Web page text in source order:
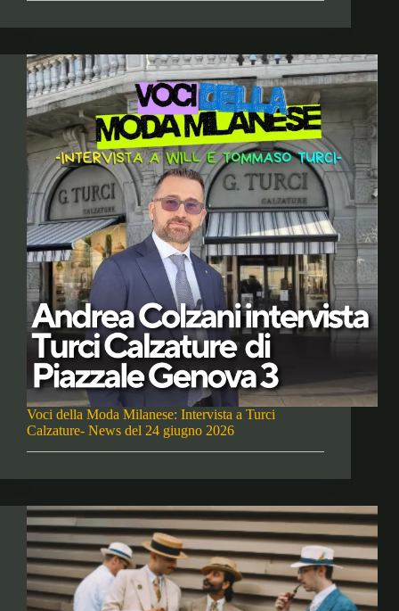
Voci della Moda Milanese: Intervista a Turci
Calzature- News del 24 giugno 2026